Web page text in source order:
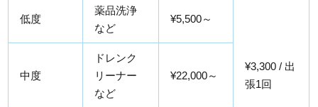
低度
薬品洗浄
など
¥5,500～
¥3,300 / 出
張1回
中度
ドレンク
リーナー
など
¥22,000～